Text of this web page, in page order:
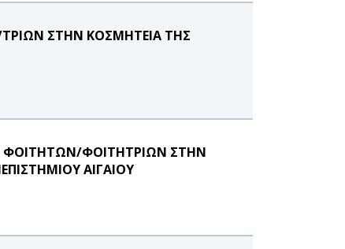
ΣΤΗΝ ΚΟΣΜΗΤΕΙΑ ΤΗΣ
ΦΟΙΤΗΤΩΝ/ΦΟΙΤΗΤΡΙΩΝ ΣΤΗΝ
ΑΙΓΑΙΟΥ